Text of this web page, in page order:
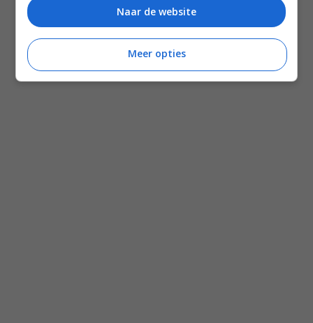
Recepten
Leefstijl
Reizen
Shop Francesca Kookt boeken
Naar de website
Meer opties